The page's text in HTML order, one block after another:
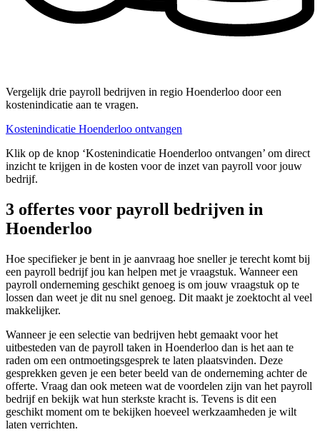
Vergelijk drie payroll bedrijven in regio Hoenderloo door een
kostenindicatie aan te vragen.
Kostenindicatie Hoenderloo ontvangen
Klik op de knop ‘Kostenindicatie Hoenderloo ontvangen’ om direct
inzicht te krijgen in de kosten voor de inzet van payroll voor jouw
bedrijf.
3 offertes voor payroll bedrijven in
Hoenderloo
Hoe specifieker je bent in je aanvraag hoe sneller je terecht komt bij
een payroll bedrijf jou kan helpen met je vraagstuk. Wanneer een
payroll onderneming geschikt genoeg is om jouw vraagstuk op te
lossen dan weet je dit nu snel genoeg. Dit maakt je zoektocht al veel
makkelijker.
Wanneer je een selectie van bedrijven hebt gemaakt voor het
uitbesteden van de payroll taken in Hoenderloo dan is het aan te
raden om een ontmoetingsgesprek te laten plaatsvinden. Deze
gesprekken geven je een beter beeld van de onderneming achter de
offerte. Vraag dan ook meteen wat de voordelen zijn van het payroll
bedrijf en bekijk wat hun sterkste kracht is. Tevens is dit een
geschikt moment om te bekijken hoeveel werkzaamheden je wilt
laten verrichten.